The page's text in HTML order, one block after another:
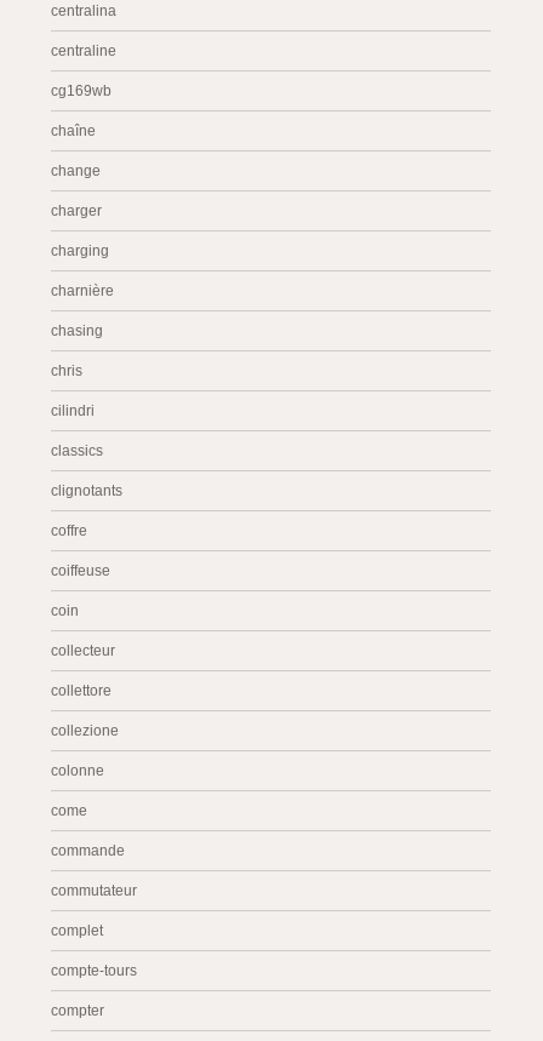
centralina
centraline
cg169wb
chaîne
change
charger
charging
charnière
chasing
chris
cilindri
classics
clignotants
coffre
coiffeuse
coin
collecteur
collettore
collezione
colonne
come
commande
commutateur
complet
compte-tours
compter